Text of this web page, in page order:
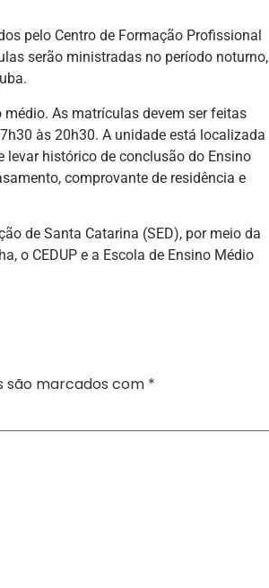
pelo Centro de Formação Profissional
serão ministradas no período noturno,
As matrículas devem ser feitas
às 20h30. A unidade está localizada
levar histórico de conclusão do Ensino
comprovante de residência e
de Santa Catarina (SED), por meio da
o CEDUP e a Escola de Ensino Médio
são marcados com *